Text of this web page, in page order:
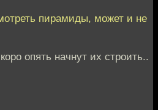
пирамиды, может и не
опять начнут их строить..